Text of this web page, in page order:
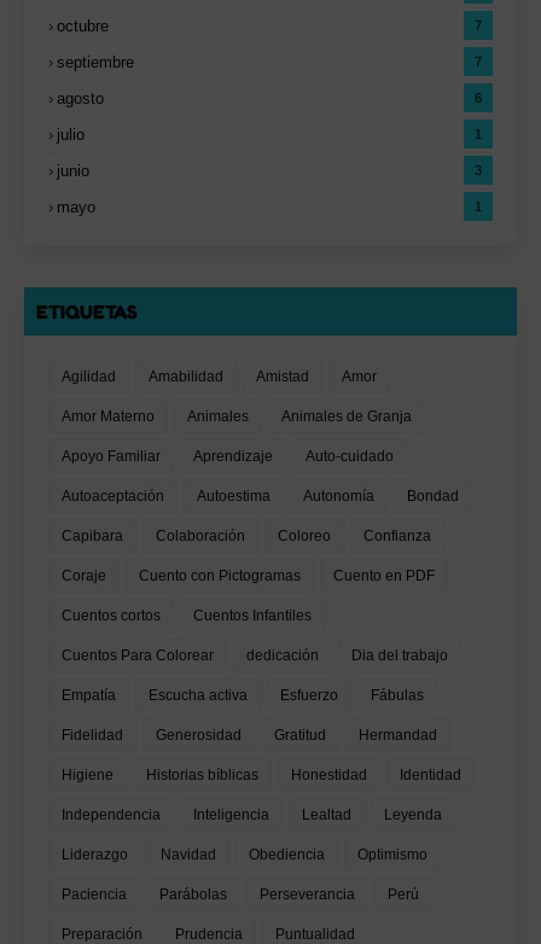
octubre 7
septiembre 7
agosto 6
julio 1
junio 3
mayo 1
ETIQUETAS
Agilidad Amabilidad Amistad Amor
Amor Materno Animales Animales de Granja
Apoyo Familiar Aprendizaje Auto-cuidado
Autoaceptación Autoestima Autonomía Bondad
Capibara Colaboración Coloreo Confianza
Coraje Cuento con Pictogramas Cuento en PDF
Cuentos cortos Cuentos Infantiles
Cuentos Para Colorear dedicación Dia del trabajo
Empatía Escucha activa Esfuerzo Fábulas
Fidelidad Generosidad Gratitud Hermandad
Higiene Historias bíblicas Honestidad Identidad
Independencia Inteligencia Lealtad Leyenda
Liderazgo Navidad Obediencia Optimismo
Paciencia Parábolas Perseverancia Perú
Preparación Prudencia Puntualidad